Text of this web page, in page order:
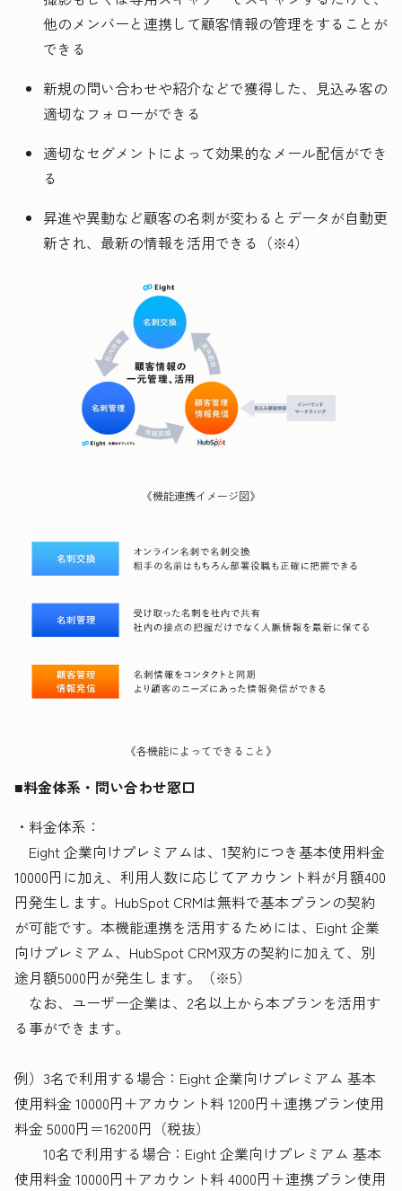
他のメンバーと連携して顧客情報の管理をすることが
できる
新規の問い合わせや紹介などで獲得した、見込み客の
適切なフォローができる
適切なセグメントによって効果的なメール配信ができ
る
昇進や異動など顧客の名刺が変わるとデータが自動更
新され、最新の情報を活用できる（※4）
《機能連携イメージ図》
《各機能によってできること》
■料金体系・問い合わせ窓口
・料金体系：
Eight 企業向けプレミアムは、1契約につき基本使用料金
10000円に加え、利用人数に応じてアカウント料が月額400
円発生します。HubSpot CRMは無料で基本プランの契約
が可能です。本機能連携を活用するためには、Eight 企業
向けプレミアム、HubSpot CRM双方の契約に加えて、別
途月額5000円が発生します。（※5）
なお、ユーザー企業は、2名以上から本プランを活用す
る事ができます。
例）3名で利用する場合：Eight 企業向けプレミアム 基本
使用料金 10000円＋アカウント料 1200円＋連携プラン使用
料金 5000円＝16200円（税抜）
10名で利用する場合：Eight 企業向けプレミアム 基本
使用料金 10000円＋アカウント料 4000円＋連携プラン使用